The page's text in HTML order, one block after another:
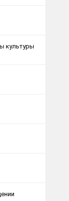
культуры